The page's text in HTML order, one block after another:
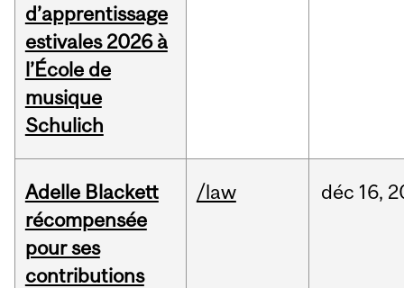
d’apprentissage
estivales 2026 à
l’École de
musique
Schulich
Adelle Blackett
récompensée
pour ses
contributions
/law déc 16,